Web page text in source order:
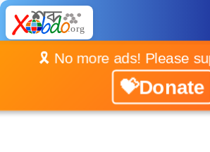
🎗️ No more ads! Please
💝Donate